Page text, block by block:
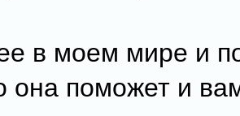
в моем мире и
она поможет и